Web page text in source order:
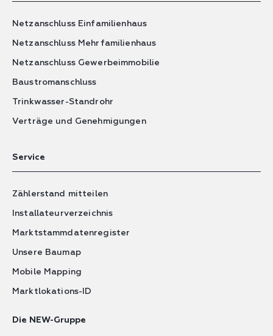
Netzanschluss Einfamilienhaus
Netzanschluss Mehrfamilienhaus
Netzanschluss Gewerbeimmobilie
Baustromanschluss
Trinkwasser-Standrohr
Verträge und Genehmigungen
Service
Zählerstand mitteilen
Installateurverzeichnis
Marktstammdatenregister
Unsere Baumap
Mobile Mapping
Marktlokations-ID
Die NEW-Gruppe